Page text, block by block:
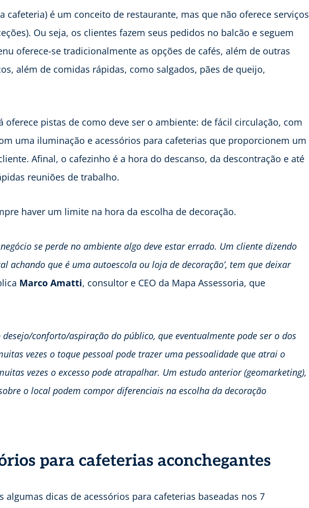
cafeteria) é um conceito de restaurante, mas que não oferece serviços
Ou seja, os clientes fazem seus pedidos no balcão e seguem
oferece-se tradicionalmente as opções de cafés, além de outras
além de comidas rápidas, como salgados, pães de queijo,
oferece pistas de como deve ser o ambiente: de fácil circulação, com
uma iluminação e acessórios para cafeterias que proporcionem um
Afinal, o cafezinho é a hora do descanso, da descontração e até
reuniões de trabalho.
haver um limite na hora da escolha de decoração.
se perde no ambiente algo deve estar errado. Um cliente dizendo
achando que é uma autoescola ou loja de decoração’, tem que deixar
Marco Amatti, consultor e CEO da Mapa Assessoria, que
desejo/conforto/aspiração do público, que eventualmente pode ser o dos
vezes o toque pessoal pode trazer uma pessoalidade que atrai o
vezes o excesso pode atrapalhar. Um estudo anterior (geomarketing),
o local podem compor diferenciais na escolha da decoração
para cafeterias aconchegantes
algumas dicas de acessórios para cafeterias baseadas nos 7